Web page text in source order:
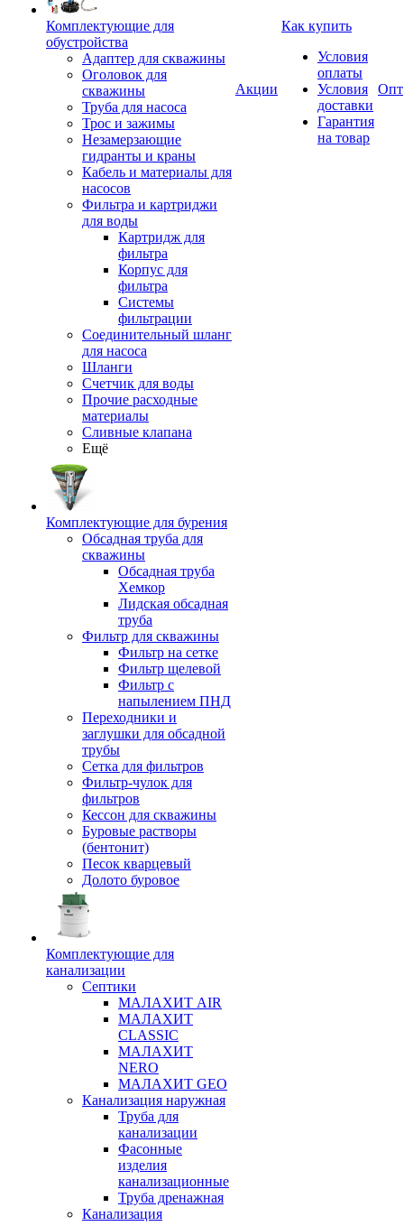
Комплектующие для
обустройства
Адаптер для скважины
Оголовок для
скважины
Труба для насоса
Трос и зажимы
Незамерзающие
гидранты и краны
Кабель и материалы для
насосов
Фильтра и картриджи
для воды
Картридж для
фильтра
Корпус для
фильтра
Системы
фильтрации
Соединительный шланг
для насоса
Шланги
Счетчик для воды
Прочие расходные
материалы
Сливные клапана
Ещё
Комплектующие для бурения
Обсадная труба для
скважины
Обсадная труба
Хемкор
Лидская обсадная
труба
Фильтр для скважины
Фильтр на сетке
Фильтр щелевой
Фильтр с
напылением ПНД
Переходники и
заглушки для обсадной
трубы
Сетка для фильтров
Фильтр-чулок для
фильтров
Кессон для скважины
Буровые растворы
(бентонит)
Песок кварцевый
Долото буровое
Комплектующие для
канализации
Септики
МАЛАХИТ AIR
МАЛАХИТ
CLASSIC
МАЛАХИТ
NERO
МАЛАХИТ GEO
Канализация наружная
Труба для
канализации
Фасонные
изделия
канализационные
Труба дренажная
Канализация
Акции
Как купить
Условия
оплаты
Условия
доставки
Гарантия
на товар
Опт